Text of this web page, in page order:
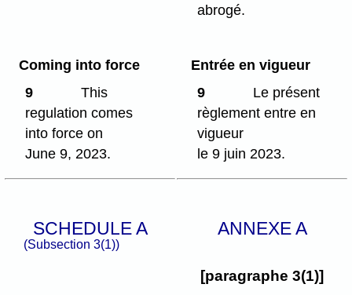
abrogé.
Coming into force
9
This
regulation comes
into force on
June 9, 2023.
Entrée en vigueur
9
Le présent
règlement entre en
vigueur
le 9 juin 2023.
SCHEDULE A
(Subsection 3(1))
ANNEXE A
[paragraphe 3(1)]